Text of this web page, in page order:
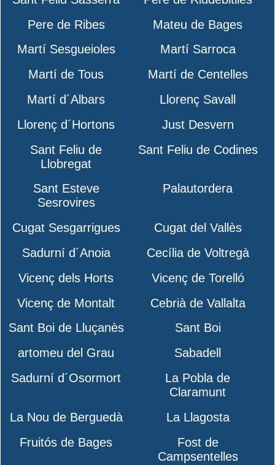
Pere de Ribes
Mateu de Bages
Martí Sesgueioles
Martí Sarroca
Martí de Tous
Martí de Centelles
Martí d´Albars
Llorenç Savall
Llorenç d´Hortons
Just Desvern
Sant Feliu de
Llobregat
Sant Feliu de Codines
Sant Esteve
Sesrovires
Palautordera
Cugat Sesgarrigues
Cugat del Vallès
Sadurní d´Anoia
Cecília de Voltregà
Vicenç dels Horts
Vicenç de Torelló
Vicenç de Montalt
Cebrià de Vallalta
Sant Boi de Lluçanès
Sant Boi
artomeu del Grau
Sabadell
Sadurní d´Osormort
La Pobla de
Claramunt
La Nou de Berguedà
La Llagosta
Fruitós de Bages
Fost de
Campsentelles